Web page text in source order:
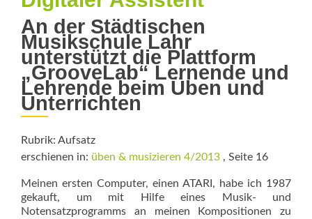
An der Städtischen
Musikschule Lahr
unterstützt die Plattform
„GrooveLab“ Lernende und
Lehrende beim Üben und
Unterrichten
Rubrik: Aufsatz
erschienen in: üben & musizieren 4/2013 , Seite 16
Meinen ersten Computer, einen ATARI, habe ich 1987
gekauft, um mit Hilfe eines Musik- und
Notensatzprogramms an meinen Kom­positionen zu